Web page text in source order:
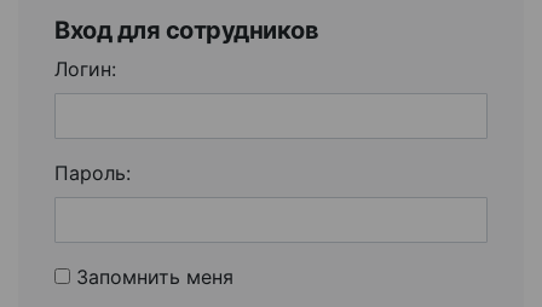
Вход для сотрудников
Логин:
Пароль:
Запомнить меня